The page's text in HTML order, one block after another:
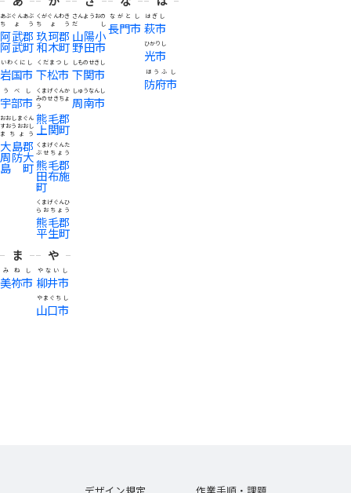
阿武郡
阿武町
あぶぐんあぶ
ちょう
岩国市
いわくにし
宇部市
うべし
大島郡
周防大
島町
おおしまぐん
すおうおおし
まちょう
玖珂郡
和木町
くがぐんわき
ちょう
下松市
くだまつし
熊毛郡
上関町
くまげぐんか
みのせきちょ
う
熊毛郡
田布施
町
くまげぐんた
ぶせちょう
熊毛郡
平生町
くまげぐんひ
らおちょう
山陽小
野田市
さんようおの
だし
下関市
しものせきし
周南市
しゅうなんし
長門市
ながとし
萩市
はぎし
光市
ひかりし
防府市
ほうふし
ま
美祢市
みねし
や
柳井市
やないし
山口市
やまぐちし
デザイン規定 作業手順・課題